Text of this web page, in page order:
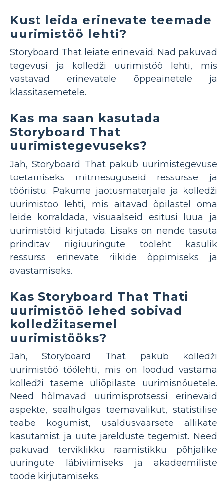
Kust leida erinevate teemade
uurimistöö lehti?
Storyboard That leiate erinevaid. Nad pakuvad
tegevusi ja kolledži uurimistöö lehti, mis
vastavad erinevatele õppeainetele ja
klassitasemetele.
Kas ma saan kasutada
Storyboard That
uurimistegevuseks?
Jah, Storyboard That pakub uurimistegevuse
toetamiseks mitmesuguseid ressursse ja
tööriistu. Pakume jaotusmaterjale ja kolledži
uurimistöö lehti, mis aitavad õpilastel oma
leide korraldada, visuaalseid esitusi luua ja
uurimistöid kirjutada. Lisaks on nende tasuta
prinditav riigiuuringute tööleht kasulik
ressurss erinevate riikide õppimiseks ja
avastamiseks.
Kas Storyboard That Thati
uurimistöö lehed sobivad
kolledžitasemel
uurimistööks?
Jah, Storyboard That pakub kolledži
uurimistöö töölehti, mis on loodud vastama
kolledži taseme üliõpilaste uurimisnõuetele.
Need hõlmavad uurimisprotsessi erinevaid
aspekte, sealhulgas teemavalikut, statistilise
teabe kogumist, usaldusväärsete allikate
kasutamist ja uute järelduste tegemist. Need
pakuvad terviklikku raamistikku põhjalike
uuringute läbiviimiseks ja akadeemiliste
tööde kirjutamiseks.